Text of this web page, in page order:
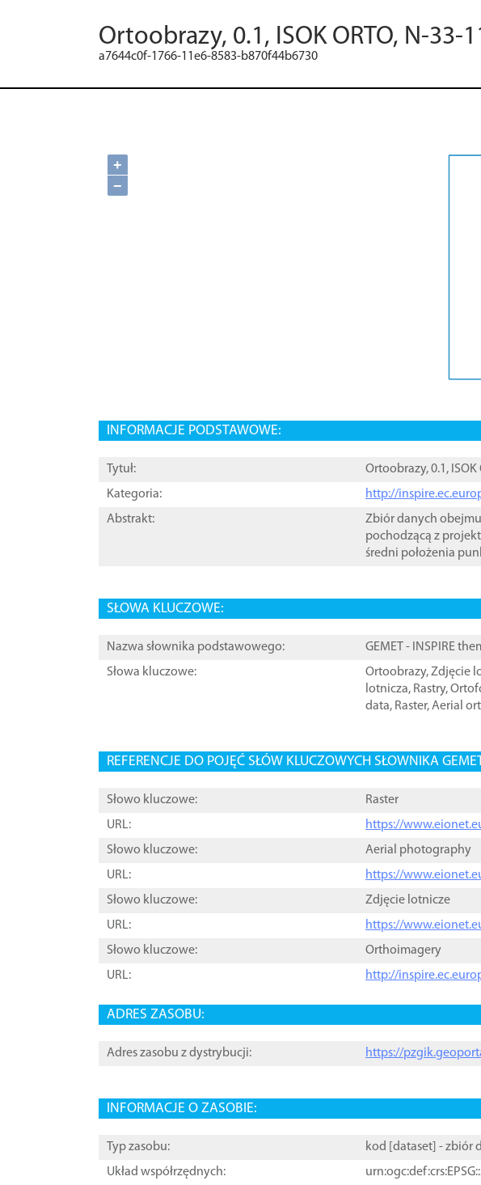
Ortoobrazy, 0.1, ISOK ORTO, N-33-
a7644c0f-1766-11e6-8583-b870f44b6730
+
−
INFORMACJE PODSTAWOWE:
Tytuł:
Ortoobrazy, 0.1, ISOK
Kategoria:
http://
Abstrakt:
Zbiór danych
pochodzącą z
średni położenia
SŁOWA KLUCZOWE:
Nazwa słownika podstawowego:
GEMET - INSPIRE
Słowa kluczowe:
Ortoobrazy,Zdjęcie
lotnicza, Rastry,
data, Raster,Aerial
REFERENCJE DO POJĘĆ SŁÓW KLUCZOWYCH SŁOWNIKA
Słowo kluczowe:
Raster
URL:
https://
Słowo kluczowe:
Aerial photography
URL:
https://
Słowo kluczowe:
Zdjęcie lotnicze
URL:
https://
Słowo kluczowe:
Orthoimagery
URL:
http://
ADRES ZASOBU:
Adres zasobu z dystrybucji: https://
INFORMACJE O ZASOBIE:
Typ zasobu: kod [ dataset ] - zbiór
Układ współrzędnych: